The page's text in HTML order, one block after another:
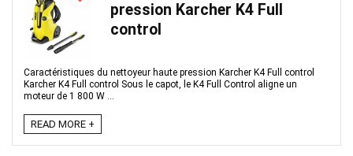
pression Karcher K4 Full
control
Caractéristiques du nettoyeur haute pression Karcher K4 Full control
Karcher K4 Full control Sous le capot, le K4 Full Control aligne un
moteur de 1 800 W ...
READ MORE +